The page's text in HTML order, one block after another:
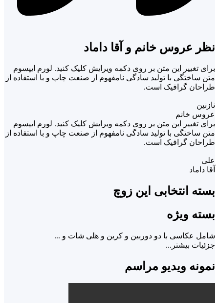
نظر عروس خانم و آقا داماد
برای تغییر این متن بر روی دکمه ویرایش کلیک کنید. لورم ایپسوم
متن ساختگی با تولید سادگی نامفهوم از صنعت چاپ و با استفاده از
طراحان گرافیک است.
نازنین
عروس خانم
برای تغییر این متن بر روی دکمه ویرایش کلیک کنید. لورم ایپسوم
متن ساختگی با تولید سادگی نامفهوم از صنعت چاپ و با استفاده از
طراحان گرافیک است.
علی
آقا داماد
بسته انتخابی این زوچ
بسته ویژه
شامل عکاسی با دو دوربین و کرین و هلی شات و ...
جزئیات بیشتر...
نمونه ویدیو مراسم